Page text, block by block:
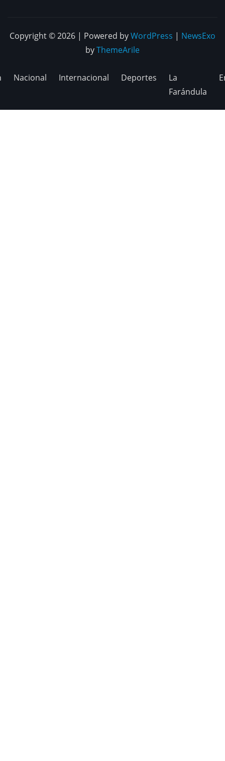
Copyright © 2026 | Powered byWordPress | NewsExo
byThemeArile
Nacional Internacional Deportes
La
Farándula